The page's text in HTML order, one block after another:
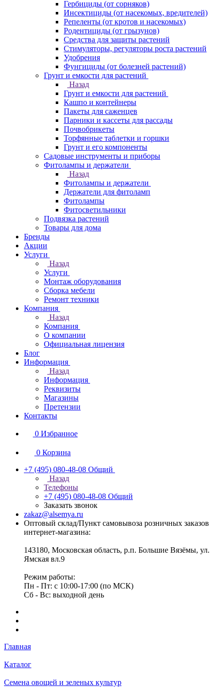
Гербициды (от сорняков)
Инсектициды (от насекомых, вредителей)
Репеленты (от кротов и насекомых)
Родентициды (от грызунов)
Средства для защиты растений
Стимуляторы, регуляторы роста растений
Удобрения
Фунгициды (от болезней растений)
Грунт и емкости для растений
Назад
Грунт и емкости для растений
Кашпо и контейнеры
Пакеты для саженцев
Парники и кассеты для рассады
Почвобрикеты
Торфянные таблетки и горшки
Грунт и его компоненты
Садовые инструменты и приборы
Фитолампы и держатели
Назад
Фитолампы и держатели
Держатели для фитоламп
Фитолампы
Фитосветильники
Подвязка растений
Товары для дома
Бренды
Акции
Услуги
Назад
Услуги
Монтаж оборудования
Сборка мебели
Ремонт техники
Компания
Назад
Компания
О компании
Официальная лицензия
Блог
Информация
Назад
Информация
Реквизиты
Магазины
Претензии
Контакты
0 Избранное
0 Корзина
+7 (495) 080-48-08 Общий
Назад
Телефоны
+7 (495) 080-48-08 Общий
Заказать звонок
zakaz@alsemya.ru
Оптовый склад/Пункт самовывоза розничных заказов
интернет-магазина:
143180, Московская область, р.п. Большие Вязёмы, ул.
Ямская вл.9
Режим работы:
Пн - Пт: с 10:00-17:00 (по МСК)
Сб - Вс: выходной день
Главная
Каталог
Семена овощей и зеленых культур